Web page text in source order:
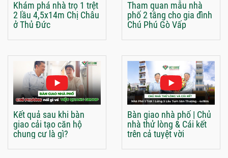
Khám phá nhà trọ 1 trệt
2 lầu 4,5x14m Chị Châu
ở Thủ Đức
Tham quan mẫu nhà
phố 2 tầng cho gia đình
Chú Phú Gò Vấp
Kết quả sau khi bàn
giao cải tạo căn hộ
chung cư là gì?
Bàn giao nhà phố | Chủ
nhà thử lòng & Cái kết
trên cả tuyệt vời